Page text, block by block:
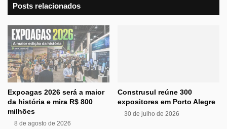
Posts relacionados
Expoagas 2026 será a maior
da história e mira R$ 800
milhões
8 de agosto de 2026
Construsul reúne 300
expositores em Porto Alegre
30 de julho de 2026